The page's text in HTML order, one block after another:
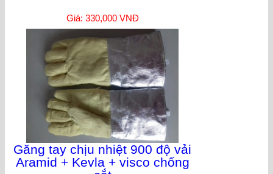
Giá: 330,000 VNĐ
Găng tay chịu nhiệt 900 độ vải
Aramid + Kevla + visco chống